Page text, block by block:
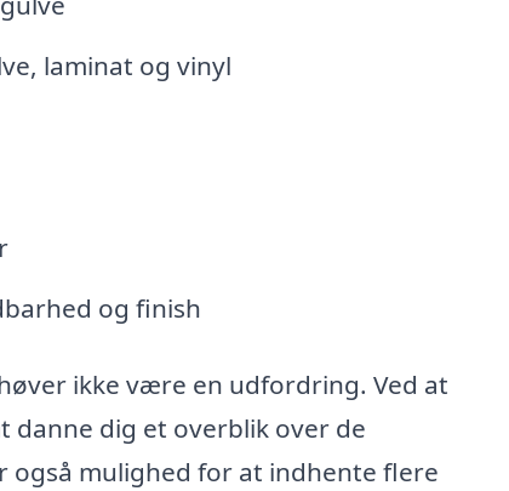
laminat og vinyl
og finish
ikke være en udfordring. Ved at
dig et overblik over de
mulighed for at indhente flere